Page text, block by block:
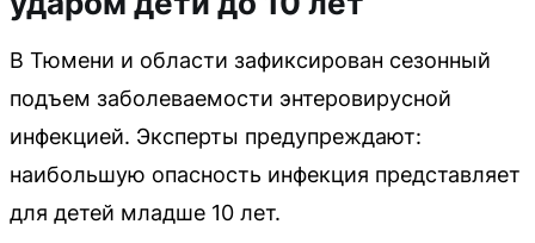
В Тюмени и области зафиксирован сезонный
подъем заболеваемости энтеровирусной
инфекцией. Эксперты предупреждают:
наибольшую опасность инфекция представляет
для детей младше 10 лет.